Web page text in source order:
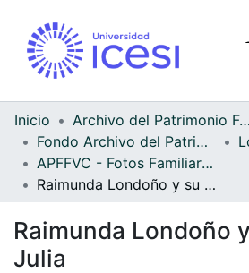
Inicio
Archivo del Patrimonio Fotográfico y Fílmico del Valle del Cauca
Fondo Archivo del Patrimonio Fotográfico y Fílmico del Valle del Cauca
APFFVC - Fotos Familiares - Patrimonial
Raimunda Londoño y su nieta Julia
Raimunda Londoño
Julia